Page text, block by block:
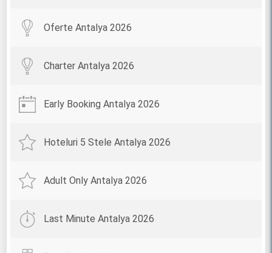
Oferte Antalya 2026
Charter Antalya 2026
Early Booking Antalya 2026
Hoteluri 5 Stele Antalya 2026
Adult Only Antalya 2026
Last Minute Antalya 2026